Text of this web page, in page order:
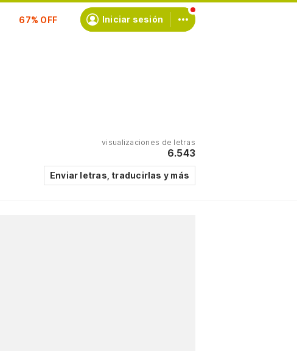
Suscríbete Iniciar sesión
visualizaciones de letras
6.543
Enviar letras, traducirlas y más